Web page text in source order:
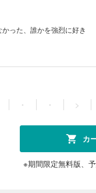
った、誰かを強烈に好き
・ ・ >
カ
※期間限定無料版、